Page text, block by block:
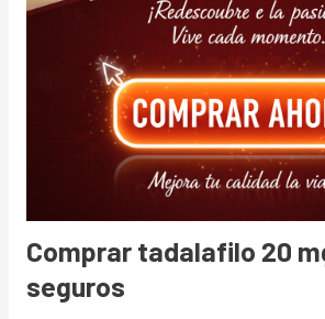
Comprar tadalafilo 20
seguros